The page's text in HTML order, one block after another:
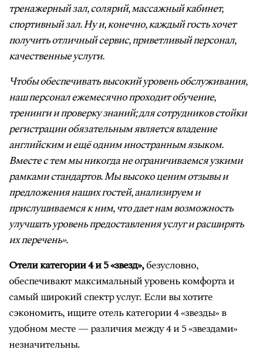
тренажерный зал, солярий, массажный кабинет,
спортивный зал. Ну и, конечно, каждый гость хочет
получить отличный сервис, приветливый персонал,
качественные услуги.
Чтобы обеспечивать высокий уровень обслуживания,
наш персонал ежемесячно проходит обучение,
тренинги и проверку знаний; для сотрудников стойки
регистрации обязательным является владение
английским и ещё одним иностранным языком.
Вместе с тем мы никогда не ограничиваемся узкими
рамками стандартов. Мы высоко ценим отзывы и
предложения наших гостей, анализируем и
прислушиваемся к ним, что дает нам возможность
улучшать уровень предоставления услуг и расширять
их перечень».
Отели категории 4 и 5 «звезд»,безусловно,
обеспечивают максимальный уровень комфорта и
самый широкий спектр услуг. Если вы хотите
сэкономить, ищите отель категории 4 «звезды» в
удобном месте — различия между 4 и 5 «звездами»
незначительны.